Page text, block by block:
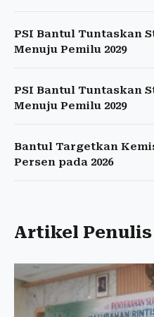
PSI Bantul Tuntaskan
Menuju Pemilu 2029
PSI Bantul Tuntaskan
Menuju Pemilu 2029
Bantul Targetkan
Persen pada 2026
Artikel Penulis